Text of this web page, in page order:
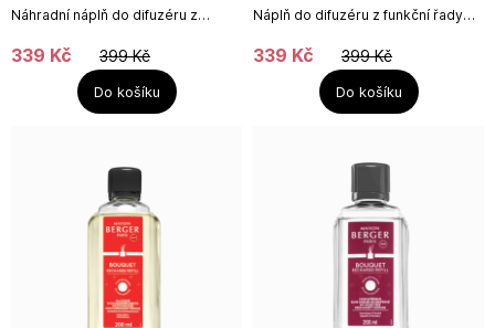
Náhradní náplň do difuzéru z
zápachům od firmy Maison Berger
Paris. Neutralizuje nežádoucí
pachy domácích...
339 Kč 399Kč
Do košíku
Náplň do difuzéru z funkční řady
francouzské firmy Maison Berger
Paris.WoodyObjem: 200...
200ml
339 Kč 399Kč
Do košíku